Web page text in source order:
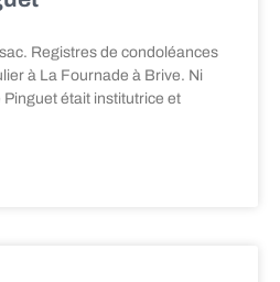
Registres de condoléances
à La Fournade à Brive. Ni
était institutrice et